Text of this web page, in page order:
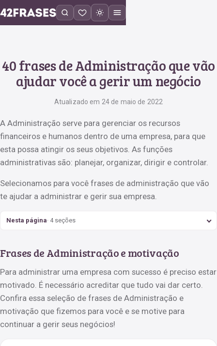
40 frases de Administração que vão
ajudar você a gerir um negócio
Atualizado em 24 de maio de 2022
A Administração serve para gerenciar os recursos
financeiros e humanos dentro de uma empresa, para que
esta possa atingir os seus objetivos. As funções
administrativas são: planejar, organizar, dirigir e controlar.
Selecionamos para você frases de administração que vão
te ajudar a administrar e gerir sua empresa.
Nesta página· 4 seções
Frases de Administração e motivação
Para administrar uma empresa com sucesso é preciso estar
motivado. É necessário acreditar que tudo vai dar certo.
Confira essa seleção de frases de Administração e
motivação que fizemos para você e se motive para
continuar a gerir seus negócios!